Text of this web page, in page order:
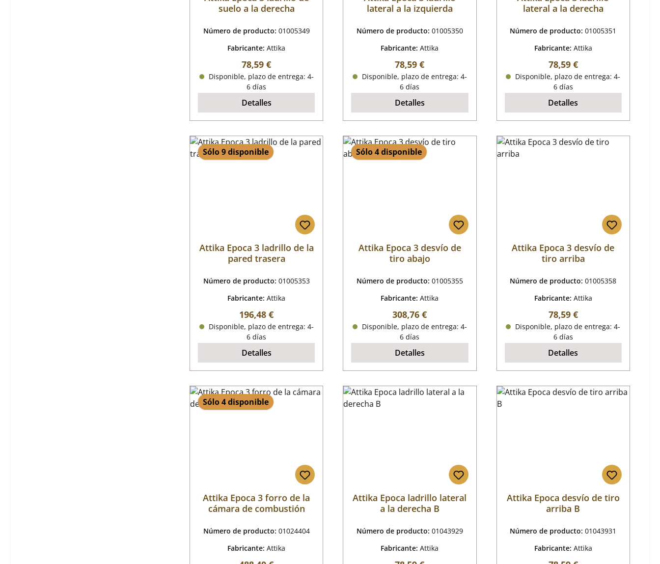
suelo a la derecha
Número de producto: 01005349
Fabricante:Attika
Precio normal:
78,59 €
Disponible, plazo de entrega: 4-
6 días
Detalles
lateral a la izquierda
Número de producto: 01005350
Fabricante:Attika
Precio normal:
78,59 €
Disponible, plazo de entrega: 4-
6 días
Detalles
lateral a la derecha
Número de producto:01005351
Fabricante: Attika
Precio normal:
78,59 €
Disponible, plazo de entrega: 4-
6 días
Detalles
Sólo 9 disponible
Attika Epoca 3 ladrillo de la
pared trasera
Número de producto: 01005353
Fabricante:Attika
Precio normal:
196,48 €
Disponible, plazo de entrega: 4-
6 días
Detalles
Sólo 4 disponible
Attika Epoca 3 desvío de
tiro abajo
Número de producto: 01005355
Fabricante:Attika
Precio normal:
308,76 €
Disponible, plazo de entrega: 4-
6 días
Detalles
Attika Epoca 3 desvío de
tiro arriba
Número de producto:01005358
Fabricante: Attika
Precio normal:
78,59 €
Disponible, plazo de entrega: 4-
6 días
Detalles
Sólo 4 disponible
Attika Epoca 3 forro de la
cámara de combustión
Número de producto: 01024404
Fabricante:Attika
Attika Epoca ladrillo lateral
a la derecha B
Número de producto: 01043929
Fabricante:Attika
Attika Epoca desvío de tiro
arriba B
Número de producto:01043931
Fabricante: Attika